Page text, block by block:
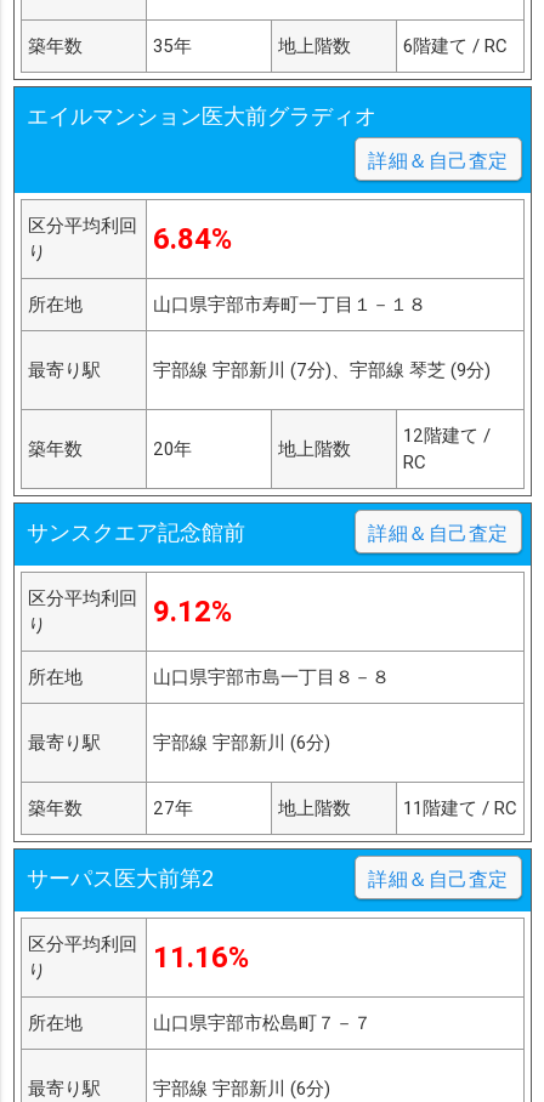
築年数 35年 地上階数 6階建て / RC
エイルマンション医大前グラディオ
詳細＆自己査定
区分平均利回
り
6.84%
所在地 山口県宇部市寿町一丁目１－１８
最寄り駅 宇部線 宇部新川 (7分)、宇部線 琴芝 (9分)
築年数 20年 地上階数
12階建て /
RC
サンスクエア記念館前 詳細＆自己査定
区分平均利回
り
9.12%
所在地 山口県宇部市島一丁目８－８
最寄り駅 宇部線 宇部新川 (6分)
築年数 27年 地上階数 11階建て / RC
サーパス医大前第2 詳細＆自己査定
区分平均利回
り
11.16%
所在地 山口県宇部市松島町７－７
最寄り駅 宇部線 宇部新川 (6分)